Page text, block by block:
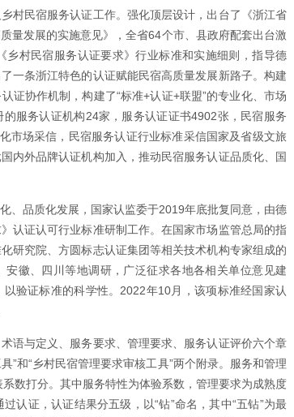
村民宿服务认证工作。强化顶层设计，出台了《浙江省
量发展的实施意见》，全省64个市、县政府配套出台激
乡村民宿服务认证要求》行业标准和实施细则，指导德
一条浙江特色的认证赋能民宿高质量发展新路子。构建
证协作机制，构建了“标准+认证+联盟”的专业化、市场
服务认证机构24家，服务认证证书4902张，民宿服务
市场采信，民宿服务认证行业标准采信国家及省级文旅
内外品牌认证机构加入，推动民宿服务认证品质化、国
、品质化发展，国家认监委于2019年底批复同意，由德
认证认可行业标准研制工作。在国家市场监管总局的指
研究院、方圆标志认证集团等相关技术机构专家组成的
徽、四川等地调研，广泛征求各地各相关单位意见建
验证标准的科学性。2022年10月，该项标准经国家认
语与定义、服务要求、管理要求、服务认证评价六个章
”和“乡村民宿管理要求审核工具”两个附录。服务和管理
数打分。其中服务特性为体验系数，管理要求为成熟度
认证，认证结果分五级，以“钻”命名，其中“五钻”为最